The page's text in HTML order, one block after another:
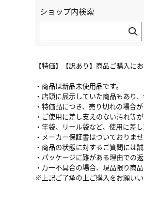
【特価】【訳あり】商品ご購入に
・商品は新品未使用品です。
・店頭に展示していた商品もあり
・特価品につき、売り切れの場合が
・ご使用に差し支えのない汚れ等
・竿袋、リール袋など、使用に差
・メーカー保証書はついておりませ
・商品の状態に対するご質問には
・パッケージに難がある理由での
・万一不具合の場合、現品限り商
※上記ご了承の上ご購入をお願いい
ショップ内検索